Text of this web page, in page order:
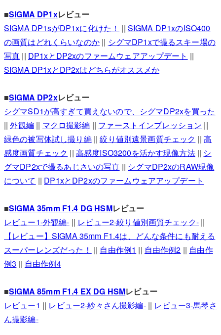
■SIGMA DP1xレビュー
SIGMA DP1sがDP1xに化けた！ || SIGMA DP1xのISO400
の画質はどれくらいなのか|| シグマDP1xで撮るスキー場の
写真 || DP1xとDP2xのファームウェアアップデート ||
SIGMA DP1xとDP2xはどちらがオススメか
■SIGMA DP2xレビュー
シグマSD1が高すぎて買えないので、シグマDP2xを買った
||外観編|| マクロ撮影編 || ファーストインプレッション ||
緑色の被写体試し撮り編||絞り値別遠景画質チェック || 高
感度画質チェック || 高感度ISO3200を活かす現像方法|| シ
グマDP2xで撮るあじさいの写真 || シグマDP2xのRAW現像
について || DP1xとDP2xのファームウェアアップデート
■SIGMA 35mm F1.4 DG HSMレビュー
レビュー1-外観編- || レビュー2-絞り値別画質チェック-||
【レビュー】SIGMA 35mm F1.4は、どんな条件にも耐える
スーパーレンズだった！ || 自由作例1 || 自由作例2 || 自由作
例3 || 自由作例4
■SIGMA 85mm F1.4 EX DG HSMレビュー
レビュー1 || レビュー2-紗々さん撮影編-|| レビュー3-馬琴さ
ん撮影編-